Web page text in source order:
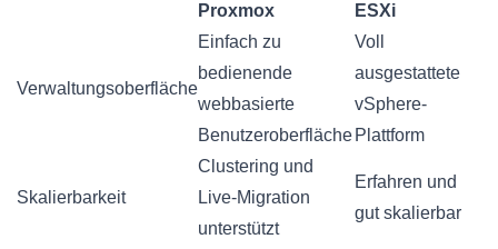
Proxmox ESXi
Verwaltungsoberfläche
Einfach zu
bedienende
webbasierte
Benutzeroberfläche
Voll
ausgestattete
vSphere-
Plattform
Skalierbarkeit
Clustering und
Live-Migration
unterstützt
Erfahren und
gut skalierbar